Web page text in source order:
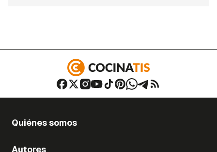
Quiénes somos
Autores